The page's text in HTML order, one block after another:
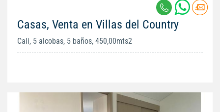
Casas, Venta en Villas del Country
Cali, 5 alcobas, 5 baños, 450,00mts2